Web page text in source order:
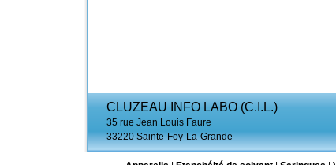
CLUZEAU INFO LABO (C.I.L.)
35 rue Jean Louis Faure
33220 Sainte-Foy-La-Grande